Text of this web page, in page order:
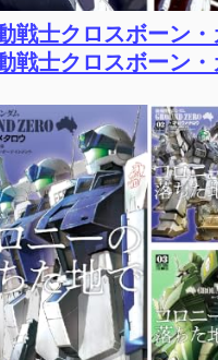
戦士クロスボーン
戦士クロスボーン